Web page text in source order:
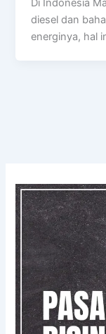
Di Indonesia
diesel dan
energinya, hal